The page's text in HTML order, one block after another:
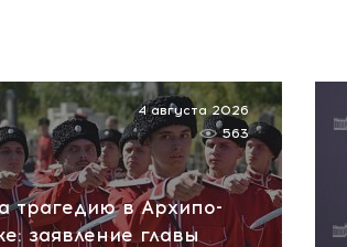
трагедию в Архипо-
заявление главы
4 августа 2026
563